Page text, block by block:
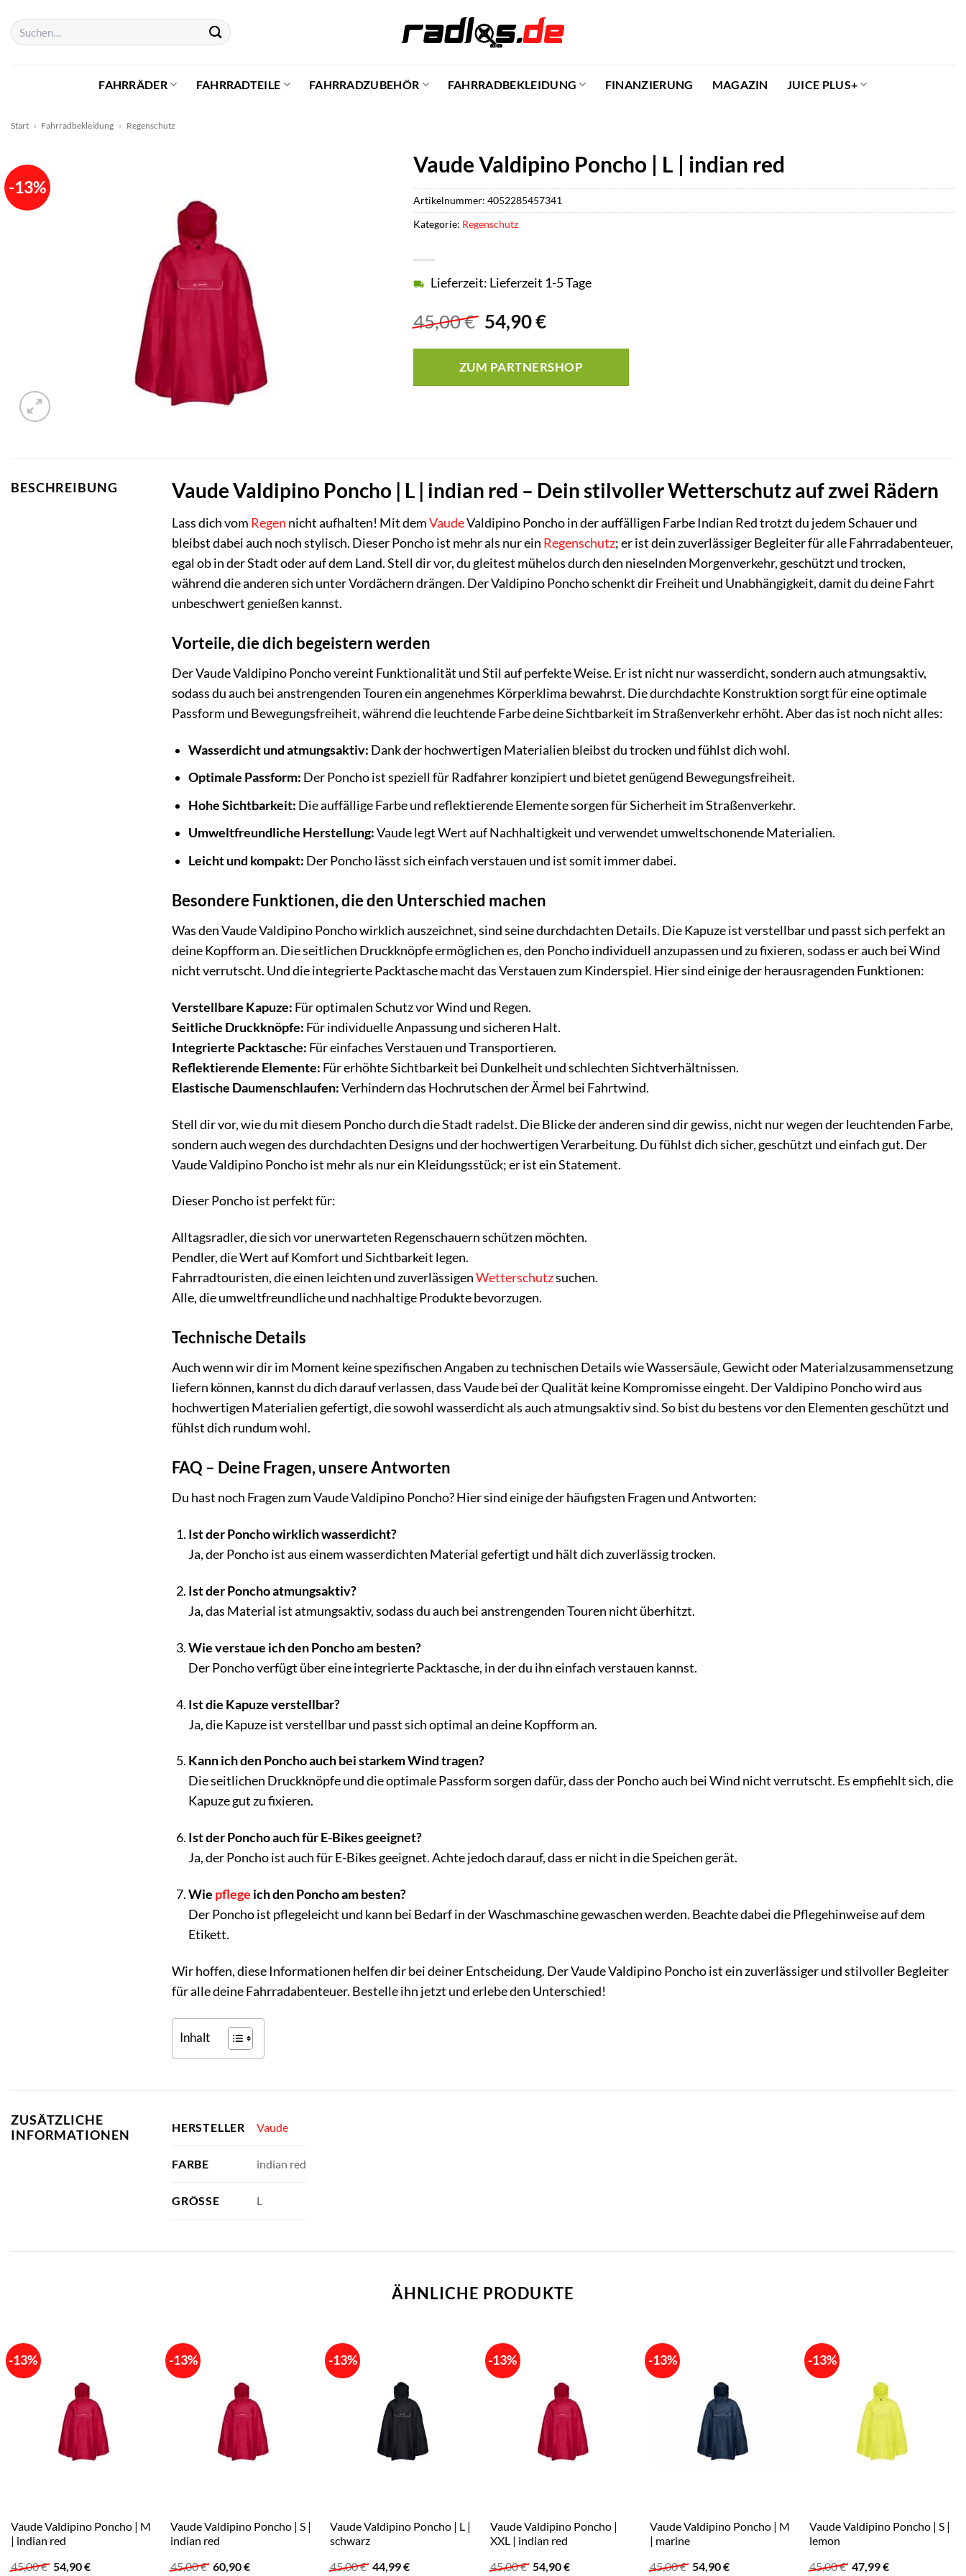
Inhalt
springen
Suchen
nach:
FAHRRÄDER FAHRRADTEILE FAHRRADZUBEHÖR FAHRRADBEKLEIDUNG FINANZIERUNG MAGAZIN JUICE PLUS+
Start » Fahrradbekleidung » Regenschutz
-13%
Vaude Valdipino Poncho | L | indian red
45,00€ Ursprünglicher
Preis
war:
45,00 €
54,90€Aktueller
ist:
54,90 €.
Lieferzeit: Lieferzeit 1-5 Tage
ZUM PARTNERSHOP
Artikelnummer: 4052285457341
Kategorie: Regenschutz
BESCHREIBUNG Vaude Valdipino Poncho | L | indian red – Dein stilvoller Wetterschutz auf zwei Rädern
Lass dich vom Regen nicht aufhalten! Mit demVaudeValdipino Poncho in der auffälligen Farbe Indian Red trotzt du jedem Schauer und
bleibst dabei auch noch stylisch. Dieser Poncho ist mehr als nur ein Regenschutz; er ist dein zuverlässiger Begleiter für alle Fahrradabenteuer,
egal ob in der Stadt oder auf dem Land. Stell dir vor, du gleitest mühelos durch den nieselnden Morgenverkehr, geschützt und trocken,
während die anderen sich unter Vordächern drängen. Der Valdipino Poncho schenkt dir Freiheit und Unabhängigkeit, damit du deine Fahrt
unbeschwert genießen kannst.
Vorteile, die dich begeistern werden
Der Vaude Valdipino Poncho vereint Funktionalität und Stil auf perfekte Weise. Er ist nicht nur wasserdicht, sondern auch atmungsaktiv,
sodass du auch bei anstrengenden Touren ein angenehmes Körperklima bewahrst. Die durchdachte Konstruktion sorgt für eine optimale
Passform und Bewegungsfreiheit, während die leuchtende Farbe deine Sichtbarkeit im Straßenverkehr erhöht. Aber das ist noch nicht alles:
Wasserdicht und atmungsaktiv: Dank der hochwertigen Materialien bleibst du trocken und fühlst dich wohl.
Optimale Passform: Der Poncho ist speziell für Radfahrer konzipiert und bietet genügend Bewegungsfreiheit.
Hohe Sichtbarkeit: Die auffällige Farbe und reflektierende Elemente sorgen für Sicherheit im Straßenverkehr.
Umweltfreundliche Herstellung:Vaude legt Wert auf Nachhaltigkeit und verwendet umweltschonende Materialien.
Leicht und kompakt: Der Poncho lässt sich einfach verstauen und ist somit immer dabei.
Besondere Funktionen, die den Unterschied machen
Was den Vaude Valdipino Poncho wirklich auszeichnet, sind seine durchdachten Details. Die Kapuze ist verstellbar und passt sich perfekt an
deine Kopfform an. Die seitlichen Druckknöpfe ermöglichen es, den Poncho individuell anzupassen und zu fixieren, sodass er auch bei Wind
nicht verrutscht. Und die integrierte Packtasche macht das Verstauen zum Kinderspiel. Hier sind einige der herausragenden Funktionen:
Verstellbare Kapuze: Für optimalen Schutz vor Wind und Regen.
Seitliche Druckknöpfe: Für individuelle Anpassung und sicheren Halt.
Integrierte Packtasche: Für einfaches Verstauen und Transportieren.
Reflektierende Elemente: Für erhöhte Sichtbarkeit bei Dunkelheit und schlechten Sichtverhältnissen.
Elastische Daumenschlaufen:Verhindern das Hochrutschen der Ärmel bei Fahrtwind.
Stell dir vor, wie du mit diesem Poncho durch die Stadt radelst. Die Blicke der anderen sind dir gewiss, nicht nur wegen der leuchtenden Farbe,
sondern auch wegen des durchdachten Designs und der hochwertigen Verarbeitung. Du fühlst dich sicher, geschützt und einfach gut. Der
Vaude Valdipino Poncho ist mehr als nur ein Kleidungsstück; er ist ein Statement.
Dieser Poncho ist perfekt für:
Alltagsradler, die sich vor unerwarteten Regenschauern schützen möchten.
Pendler, die Wert auf Komfort und Sichtbarkeit legen.
Fahrradtouristen, die einen leichten und zuverlässigenWetterschutzsuchen.
Alle, die umweltfreundliche und nachhaltige Produkte bevorzugen.
Technische Details
Auch wenn wir dir im Moment keine spezifischen Angaben zu technischen Details wie Wassersäule, Gewicht oder Materialzusammensetzung
liefern können, kannst du dich darauf verlassen, dass Vaude bei der Qualität keine Kompromisse eingeht. Der Valdipino Poncho wird aus
hochwertigen Materialien gefertigt, die sowohl wasserdicht als auch atmungsaktiv sind. So bist du bestens vor den Elementen geschützt und
fühlst dich rundum wohl.
FAQ – Deine Fragen, unsere Antworten
Du hast noch Fragen zum Vaude Valdipino Poncho? Hier sind einige der häufigsten Fragen und Antworten:
Ist der Poncho wirklich wasserdicht?
Ja, der Poncho ist aus einem wasserdichten Material gefertigt und hält dich zuverlässig trocken.
Ist der Poncho atmungsaktiv?
Ja, das Material ist atmungsaktiv, sodass du auch bei anstrengenden Touren nicht überhitzt.
Wie verstaue ich den Poncho am besten?
Der Poncho verfügt über eine integrierte Packtasche, in der du ihn einfach verstauen kannst.
Ist die Kapuze verstellbar?
Ja, die Kapuze ist verstellbar und passt sich optimal an deine Kopfform an.
Kann ich den Poncho auch bei starkem Wind tragen?
Die seitlichen Druckknöpfe und die optimale Passform sorgen dafür, dass der Poncho auch bei Wind nicht verrutscht. Es empfiehlt sich, die
Kapuze gut zu fixieren.
Ist der Poncho auch für E-Bikes geeignet?
Ja, der Poncho ist auch für E-Bikes geeignet. Achte jedoch darauf, dass er nicht in die Speichen gerät.
Wie pflege ich den Poncho am besten?
Der Poncho ist pflegeleicht und kann bei Bedarf in der Waschmaschine gewaschen werden. Beachte dabei die Pflegehinweise auf dem
Etikett.
Wir hoffen, diese Informationen helfen dir bei deiner Entscheidung. Der Vaude Valdipino Poncho ist ein zuverlässiger und stilvoller Begleiter
für alle deine Fahrradabenteuer. Bestelle ihn jetzt und erlebe den Unterschied!
Inhalt
ZUSÄTZLICHE
INFORMATIONEN
HERSTELLER Vaude
FARBE indian red
GRÖSSE L
ÄHNLICHE PRODUKTE
-13%
Vaude Valdipino Poncho | M
| indian red
45,00€ Ursprünglicher
54,90€Aktueller
-13%
Vaude Valdipino Poncho | S |
indian red
45,00€ Ursprünglicher
60,90€Aktueller
-13%
Vaude Valdipino Poncho | L |
schwarz
45,00€ Ursprünglicher
44,99€Aktueller
-13%
Vaude Valdipino Poncho |
XXL | indian red
45,00€ Ursprünglicher
54,90€Aktueller
-13%
Vaude Valdipino Poncho | M
| marine
45,00€ Ursprünglicher
54,90€Aktueller
-13%
Vaude Valdipino Poncho | S |
lemon
45,00€ Ursprünglicher
47,99€Aktueller